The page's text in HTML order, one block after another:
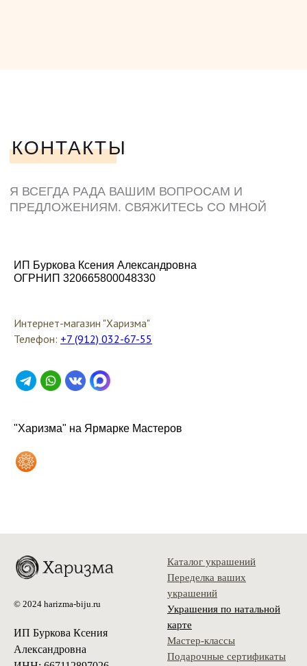
ИП Буркова Ксения Александровна
ОГРНИП 320665800048330
Интернет-магазин "Харизма"
Телефон: +7 (912) 032-67-55
"Харизма" на Ярмарке Мастеров
© 2024 harizma-biju.ru
ИП Буркова Ксения
Александровна
Каталог украшений
Переделка ваших
украшений
Украшения по натальной
карте
Мастер-классы
Подарочные сертификаты